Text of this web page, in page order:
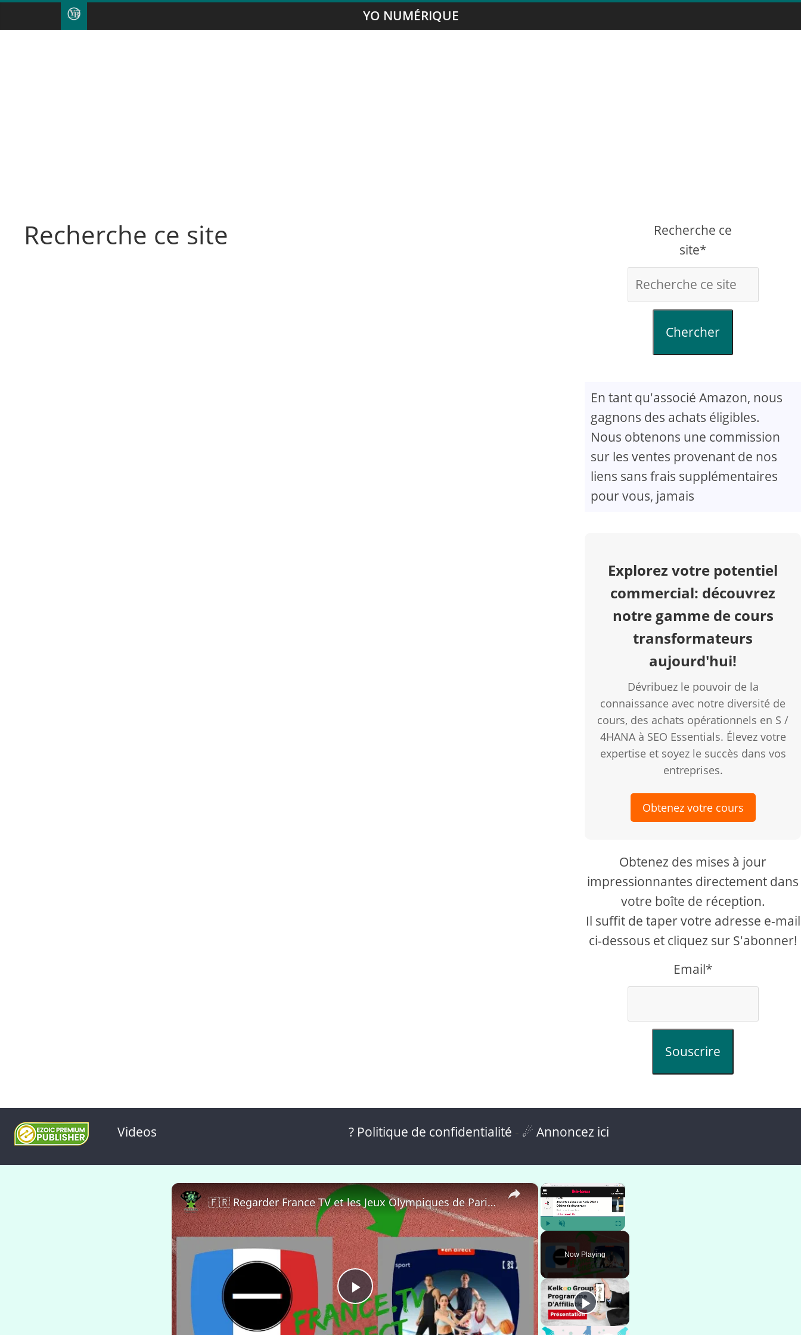
YO NUMÉRIQUE
Recherche ce site
Recherche ce
site*
Chercher
En tant qu'associé Amazon, nous
gagnons des achats éligibles.
Nous obtenons une commission
sur les ventes provenant de nos
liens sans frais supplémentaires
pour vous, jamais
Explorez votre potentiel
commercial: découvrez
notre gamme de cours
transformateurs
aujourd'hui!
Dévribuez le pouvoir de la
connaissance avec notre diversité de
cours, des achats opérationnels en S /
4HANA à SEO Essentials. Élevez votre
expertise et soyez le succès dans vos
entreprises.
Obtenez votre cours
Obtenez des mises à jour
impressionnantes directement dans
votre boîte de réception.
Il suffit de taper votre adresse e-mail
ci-dessous et cliquez sur S'abonner!
Email*
Souscrire
Videos ? Politique de confidentialité ☄ Annoncez ici
×
Unmute Fullscreen
Now Playing
×
P
🇫🇷 Regarder France TV et les Jeux Olympiques de Paris 2024 depuis l'Étranger Gratuitement ! 📺🏅